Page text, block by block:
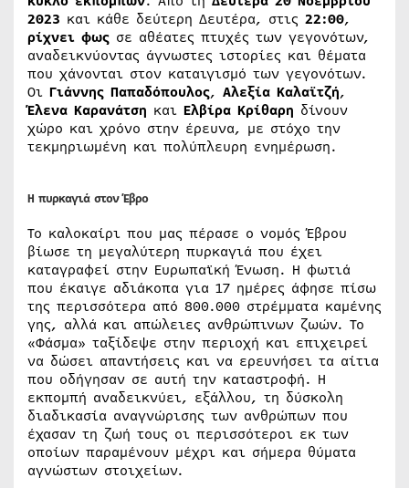
2023 και κάθε δεύτερη Δευτέρα, στις 22:00,
ρίχνει φως σε αθέατες πτυχές των γεγονότων,
αναδεικνύοντας άγνωστες ιστορίες και θέματα
που χάνονται στον καταιγισμό των γεγονότων.
Οι Γιάννης Παπαδόπουλος, Αλεξία Καλαϊτζή,
Έλενα Καρανάτση και Ελβίρα Κρίθαρη δίνουν
χώρο και χρόνο στην έρευνα, με στόχο την
τεκμηριωμένη και πολύπλευρη ενημέρωση.
Η πυρκαγιά στον Έβρο
Το καλοκαίρι που μας πέρασε ο νομός Έβρου
βίωσε τη μεγαλύτερη πυρκαγιά που έχει
καταγραφεί στην Ευρωπαϊκή Ένωση. Η φωτιά
που έκαιγε αδιάκοπα για 17 ημέρες άφησε πίσω
της περισσότερα από 800.000 στρέμματα καμένης
γης, αλλά και απώλειες ανθρώπινων ζωών. Το
«Φάσμα» ταξίδεψε στην περιοχή και επιχειρεί
να δώσει απαντήσεις και να ερευνήσει τα αίτια
που οδήγησαν σε αυτή την καταστροφή. Η
εκπομπή αναδεικνύει, εξάλλου, τη δύσκολη
διαδικασία αναγνώρισης των ανθρώπων που
έχασαν τη ζωή τους οι περισσότεροι εκ των
οποίων παραμένουν μέχρι και σήμερα θύματα
αγνώστων στοιχείων.